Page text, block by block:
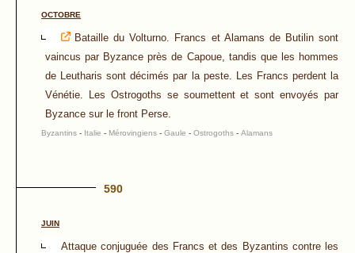
OCTOBRE
Bataille du Volturno. Francs et Alamans de Butilin sont
vaincus par Byzance près de Capoue, tandis que les hommes
de Leutharis sont décimés par la peste. Les Francs perdent la
Vénétie. Les Ostrogoths se soumettent et sont envoyés par
Byzance sur le front Perse.
Byzantins - Italie - Mérovingiens - Gaule - Ostrogoths - Alamans
590
JUIN
Attaque conjuguée des Francs et des Byzantins contre les